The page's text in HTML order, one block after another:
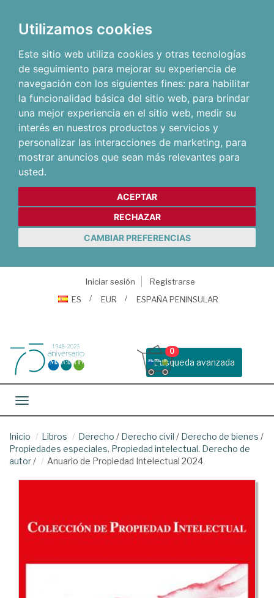
Utilizamos cookies
Este sitio web utiliza cookies y otras tecnologías
de seguimiento para mejorar su experiencia de
navegación con los siguientes fines: para habilitar
la funcionalidad básica del sitio web, para brindar
una mejor experiencia en el sitio web, medir su
interés en nuestros productos y servicios y
personalizar las interacciones de marketing, para
mostrar anuncios que sean más relevantes para
usted.
ACEPTAR
RECHAZAR
CAMBIAR PREFERENCIAS
Iniciar sesión
Registrarse
ES
EUR ESPAÑA PENINSULAR
Busqueda avanzada
0
Toggle navigation
Inicio Libros Derecho / Derecho civil / Derecho de bienes /
Propiedades especiales. Propiedad intelectual. Derecho de
autor/ Anuario de Propiedad Intelectual 2024